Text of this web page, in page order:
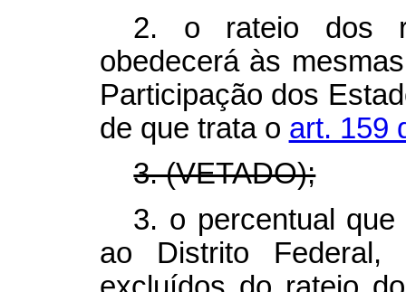
2. o rateio dos
obedecerá às
Participação dos
de que trata o art. 159
3. (VETADO);
3. o percentual
ao Distrito